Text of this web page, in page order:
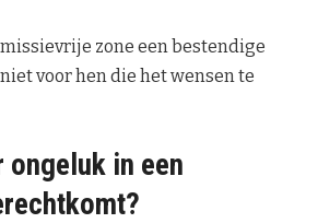
zone een bestendige
voor hen die het wensen te
ongeluk in een